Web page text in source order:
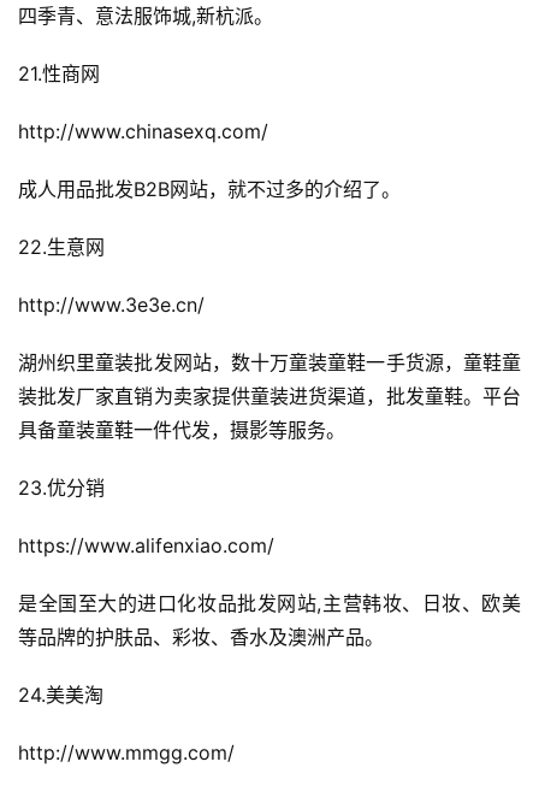
四季青、意法服饰城,新杭派。
21.性商网
http://www.chinasexq.com/
成人用品批发B2B网站，就不过多的介绍了。
22.生意网
http://www.3e3e.cn/
湖州织里童装批发网站，数十万童装童鞋一手货源，童鞋童
装批发厂家直销为卖家提供童装进货渠道，批发童鞋。平台
具备童装童鞋一件代发，摄影等服务。
23.优分销
https://www.alifenxiao.com/
是全国至大的进口化妆品批发网站,主营韩妆、日妆、欧美
等品牌的护肤品、彩妆、香水及澳洲产品。
24.美美淘
http://www.mmgg.com/